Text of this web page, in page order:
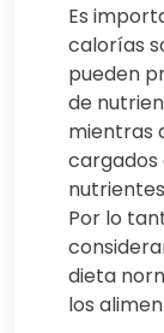
Es
calorías
pueden
de
mientras
cargados
Por lo
dieta
los